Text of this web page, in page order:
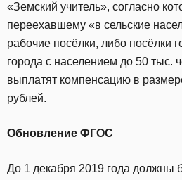
«Земский учитель», согласно
переехавшему «в сельские
рабочие посёлки, либо посёлки
города с населением до 50 тыс.
выплатят компенсацию в
рублей.
Обновление ФГОС
До 1 декабря 2019 года должны